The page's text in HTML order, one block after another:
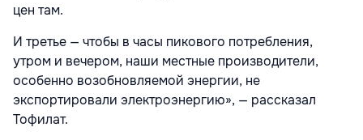
цен там.
И третье — чтобы в часы пикового потребления,
утром и вечером, наши местные производители,
особенно возобновляемой энергии, не
экспортировали электроэнергию», — рассказал
Тофилат.